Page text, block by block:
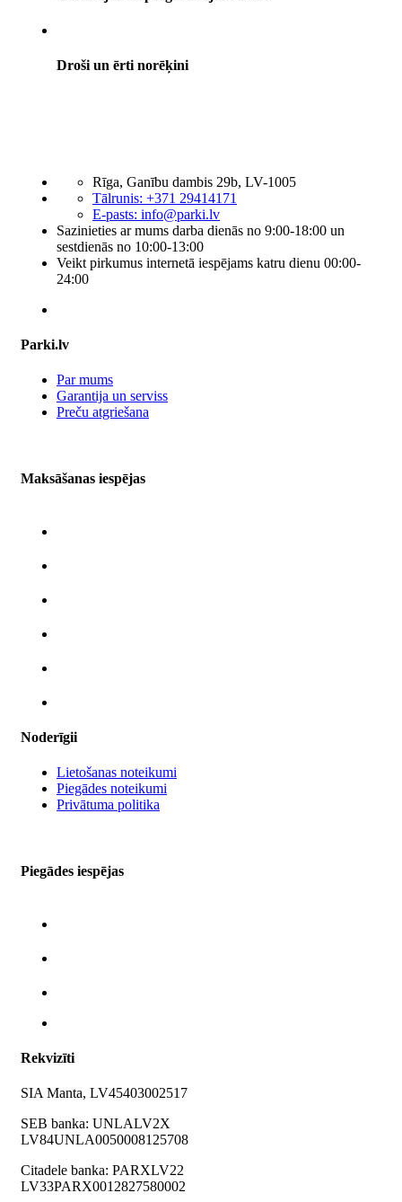
Droši un ērti norēķini
Rīga, Ganību dambis 29b, LV-1005
Tālrunis: +371 29414171
E-pasts: info@parki.lv
Sazinieties ar mums darba dienās no 9:00-18:00 un
sestdienās no 10:00-13:00
Veikt pirkumus internetā iespējams katru dienu 00:00-
24:00
Parki.lv
Par mums
Garantija un serviss
Preču atgriešana
Maksāšanas iespējas
Noderīgii
Lietošanas noteikumi
Piegādes noteikumi
Privātuma politika
Piegādes iespējas
Rekvizīti
SIA Manta, LV45403002517
SEB banka: UNLALV2X
LV84UNLA0050008125708
Citadele banka: PARXLV22
LV33PARX0012827580002